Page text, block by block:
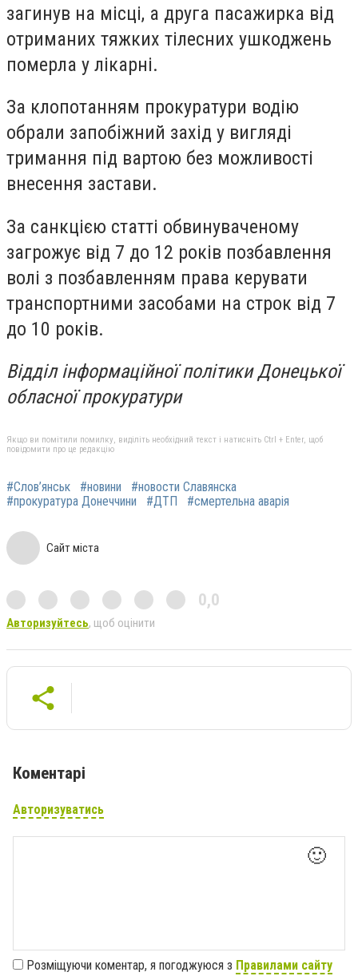
загинув на місці, а друга пасажирка від
отриманих тяжких тілесних ушкоджень
померла у лікарні.
За клопотанням прокуратури водію
обрали запобіжний захід у вигляді
тримання під вартою без можливості
внесення застави.
За санкцією статті обвинуваченому
загрожує від 7 до 12 років позбавлення
волі з позбавленням права керувати
транспортними засобами на строк від 7
до 10 років.
Відділ інформаційної політики Донецької
обласної прокуратури
Якщо ви помітили помилку, виділіть необхідний текст і натисніть Ctrl + Enter, щоб
повідомити про це редакцію
#Слов’янськ #новини
#новости Славянска
#прокуратура Донеччини
#ДТП #смертельна аварія
Сайт міста
0,0
Авторизуйтесь, щоб оцінити
Коментарі
Авторизуватись
🙂
Розміщуючи коментар, я погоджуюся з Правилами сайту